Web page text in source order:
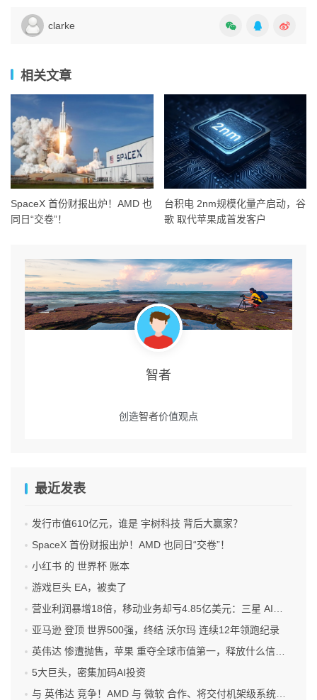
clarke
相关文章
SpaceX 首份财报出炉！AMD 也
同日“交卷”！
台积电 2nm规模化量产启动，谷
歌 取代苹果成首发客户
智者
创造智者价值观点
最近发表
发行市值610亿元，谁是 宇树科技 背后大赢家？
SpaceX 首份财报出炉！AMD 也同日“交卷”！
小红书 的 世界杯 账本
游戏巨头 EA，被卖了
营业利润暴增18倍，移动业务却亏4.85亿美元：三星 AI红利的另一面
亚马逊 登顶 世界500强，终结 沃尔玛 连续12年领跑纪录
英伟达 惨遭抛售，苹果 重夺全球市值第一，释放什么信号？
5大巨头，密集加码AI投资
与 英伟达 竞争！AMD 与 微软 合作、将交付机架级系统Helios